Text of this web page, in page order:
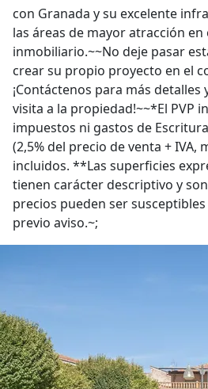
con Granada y su excelente
las áreas de mayor atracción en
inmobiliario.~~No deje pasar
crear su propio proyecto en el
¡Contáctenos para más
visita a la propiedad!~~*El PVP
impuestos ni gastos de
(2,5% del precio de venta + IVA,
incluidos. **Las superficies
tienen carácter descriptivo y
precios pueden ser
previo aviso.~;